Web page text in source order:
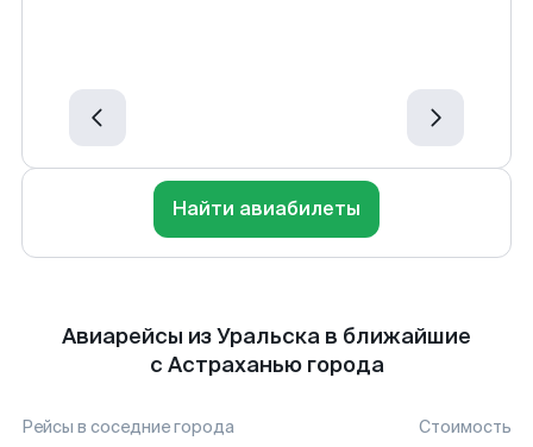
Найти авиабилеты
Авиарейсы из Уральска в ближайшие
с Астраханью города
Рейсы в соседние города Стоимость